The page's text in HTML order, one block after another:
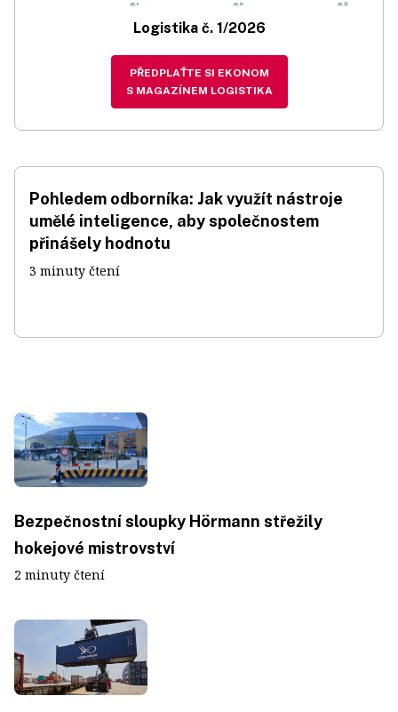
Logistika č. 1/2026
PŘEDPLAŤTE SI EKONOM
S MAGAZÍNEM LOGISTIKA
Pohledem odborníka: Jak využít nástroje
umělé inteligence, aby společnostem
přinášely hodnotu
3 minuty čtení
Bezpečnostní sloupky Hörmann střežily
hokejové mistrovství
2 minuty čtení